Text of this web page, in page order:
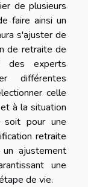
de plusieurs
faire ainsi un
s'ajuster de
de retraite de
des experts
différentes
celle
à la situation
soit pour une
retraite
ajustement
une
de vie.